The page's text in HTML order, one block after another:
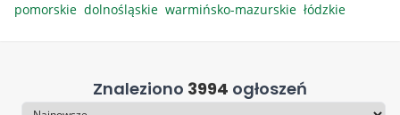
pomorskie dolnośląskie warmińsko-mazurskie łódzkie
Znaleziono 3994 ogłoszeń